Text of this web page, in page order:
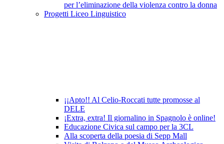
per l’eliminazione della violenza contro la donna
Progetti Liceo Linguistico
¡¡Apto!! Al Celio-Roccati tutte promosse al
DELE
¡Extra, extra! Il giornalino in Spagnolo è online!
Educazione Civica sul campo per la 3CL
Alla scoperta della poesia di Sepp Mall